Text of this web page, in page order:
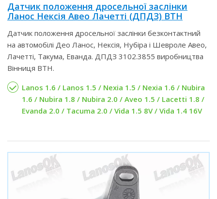
Датчик положення дросельної заслінки
Ланос Нексія Авео Лачетті (ДПДЗ) ВТН
Датчик положення дросельної заслінки безконтактний
на автомобілі Део Ланос, Нексія, Нубіра і Шевроле Авео,
Лачетті, Такума, Еванда. ДПДЗ 3102.3855 виробництва
Вінниця ВТН.
Lanos 1.6 / Lanos 1.5 / Nexia 1.5 / Nexia 1.6 / Nubira
1.6 / Nubira 1.8 / Nubira 2.0 / Aveo 1.5 / Lacetti 1.8 /
Evanda 2.0 / Tacuma 2.0 / Vida 1.5 8V / Vida 1.4 16V